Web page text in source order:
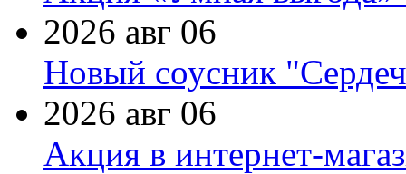
2026 авг 06
Новый соусник
2026 авг 06
Акция в интернет-